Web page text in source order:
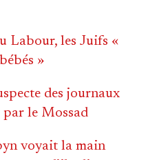
Labour, les Juifs «
»
des journaux
par le Mossad
voyait la main